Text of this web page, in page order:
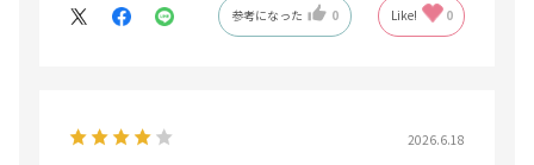
参考になった 0 Like! 0
2026.6.18